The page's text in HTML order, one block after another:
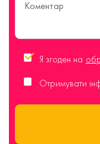
Я згоден на
Отримувати